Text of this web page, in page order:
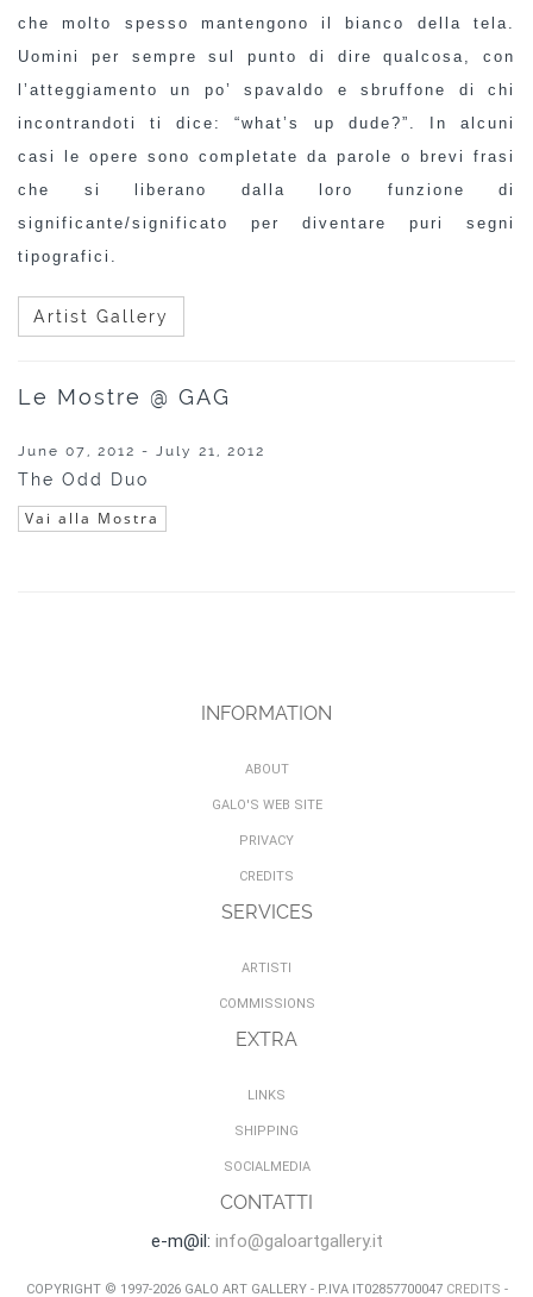
che molto spesso mantengono il bianco della tela.
Uomini per sempre sul punto di dire qualcosa, con
l’atteggiamento un po’ spavaldo e sbruffone di chi
incontrandoti ti dice: “what’s up dude?”. In alcuni
casi le opere sono completate da parole o brevi frasi
che si liberano dalla loro funzione di
significante/significato per diventare puri segni
tipografici.
Artist Gallery
Le Mostre @ GAG
June 07, 2012 - July 21, 2012
The Odd Duo
Vai alla Mostra
INFORMATION
ABOUT
GALO'S WEB SITE
PRIVACY
CREDITS
SERVICES
ARTISTI
COMMISSIONS
EXTRA
LINKS
SHIPPING
SOCIALMEDIA
CONTATTI
e-m@il: info@galoartgallery.it
COPYRIGHT © 1997-2026 GALO ART GALLERY - P.IVA IT02857700047 CREDITS -